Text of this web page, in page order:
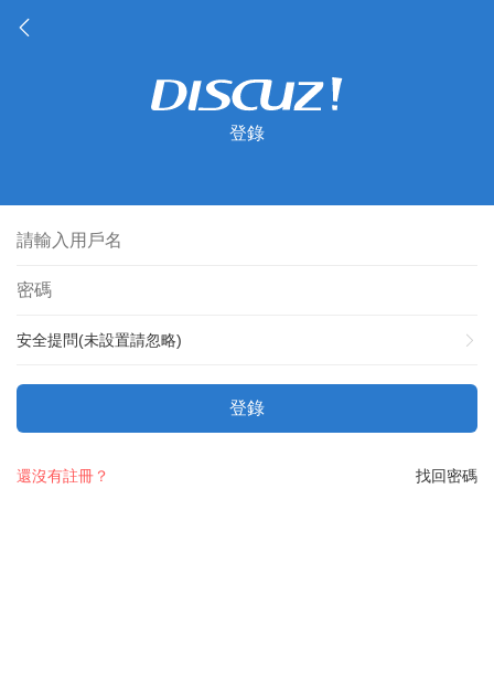
登錄
安全提問(未設置請忽略)
登錄
找回密碼
還沒有註冊？